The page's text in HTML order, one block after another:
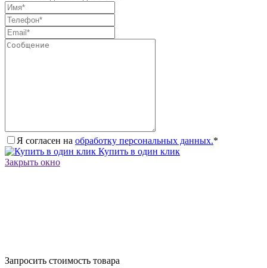
Я согласен на обработку персональных данных.*
Купить в один клик
Закрыть окно
Запросить стоимость товара